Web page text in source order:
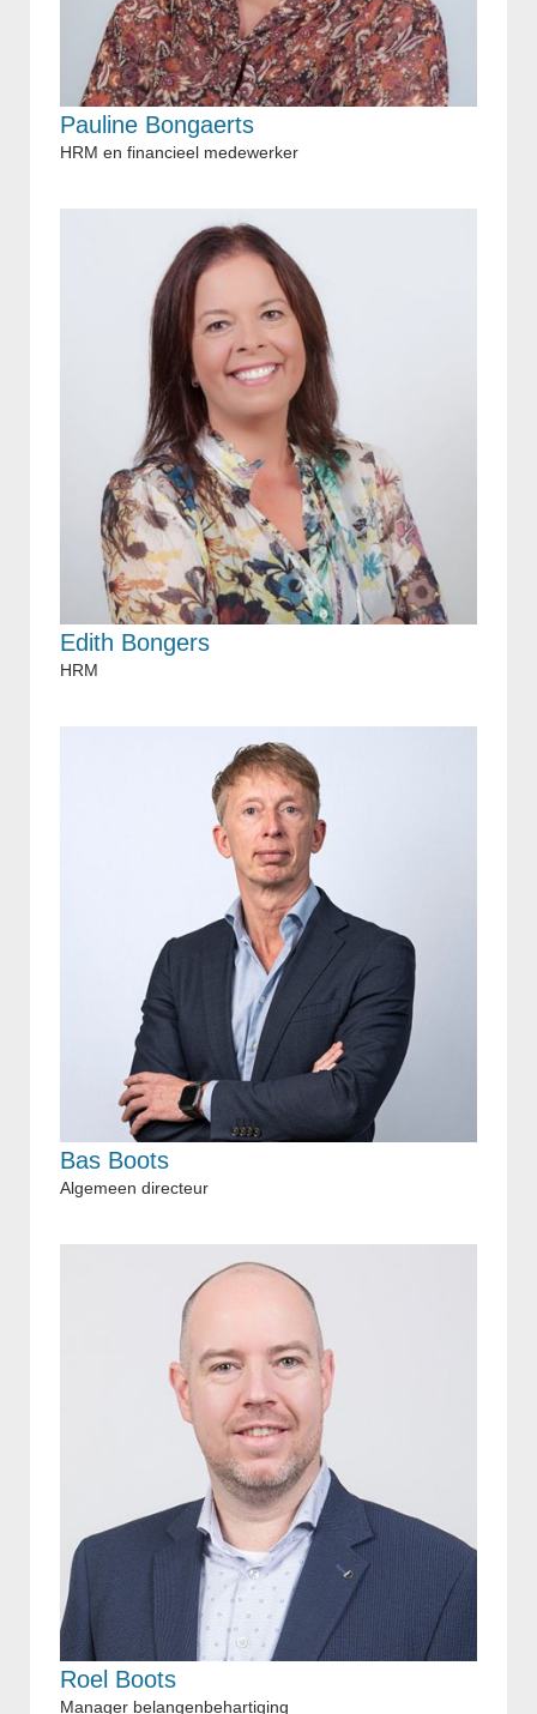
Pauline Bongaerts
HRM en financieel medewerker
Edith Bongers
HRM
Bas Boots
Algemeen directeur
Roel Boots
Manager belangenbehartiging